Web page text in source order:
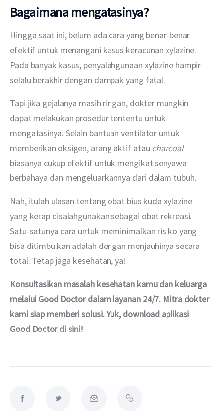
Bagaimana mengatasinya?
Hingga saat ini, belum ada cara yang benar-benar
efektif untuk menangani kasus keracunan xylazine.
Pada banyak kasus, penyalahgunaan xylazine hampir
selalu berakhir dengan dampak yang fatal.
Tapi jika gejalanya masih ringan, dokter mungkin
dapat melakukan prosedur tententu untuk
mengatasinya. Selain bantuan ventilator untuk
memberikan oksigen, arang aktif atau charcoal
biasanya cukup efektif untuk mengikat senyawa
berbahaya dan mengeluarkannya dari dalam tubuh.
Nah, itulah ulasan tentang obat bius kuda xylazine
yang kerap disalahgunakan sebagai obat rekreasi.
Satu-satunya cara untuk meminimalkan risiko yang
bisa ditimbulkan adalah dengan menjauhinya secara
total. Tetap jaga kesehatan, ya!
Konsultasikan masalah kesehatan kamu dan keluarga
melalui Good Doctor dalam layanan 24/7. Mitra dokter
kami siap memberi solusi. Yuk, download aplikasi
Good Doctor di sini!